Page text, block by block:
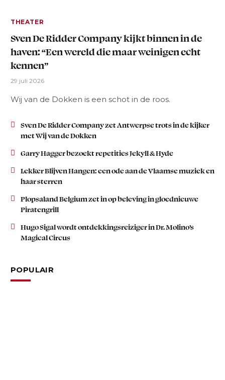
THEATER
Sven De Ridder Company kijkt binnen in de
haven: “Een wereld die maar weinigen echt
kennen”
29 juli 2026
Wij van de Dokken is een schot in de roos.
Sven De Ridder Company zet Antwerpse trots in de kijker
met Wij van de Dokken
Garry Hagger bezoekt repetities Jekyll & Hyde
Lekker Blijven Hangen: een ode aan de Vlaamse muziek en
haar sterren
Plopsaland Belgium zet in op beleving in gloednieuwe
Piratengrill
Hugo Sigal wordt ontdekkingsreiziger in Dr. Molino’s
Magical Circus
POPULAIR